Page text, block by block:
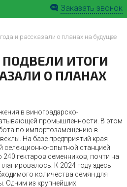
Заказать звонок
и рассказали о планах на будущее
ИТОГИ
О ПЛАНАХ
в виноградарско-
промышленности. В этом
по импортозамещению в
На базе предприятий края
селекционно-опытной станцией
гектаров семенников, почти на
К 2024 году здесь
количества семян для
Одним из крупнейших